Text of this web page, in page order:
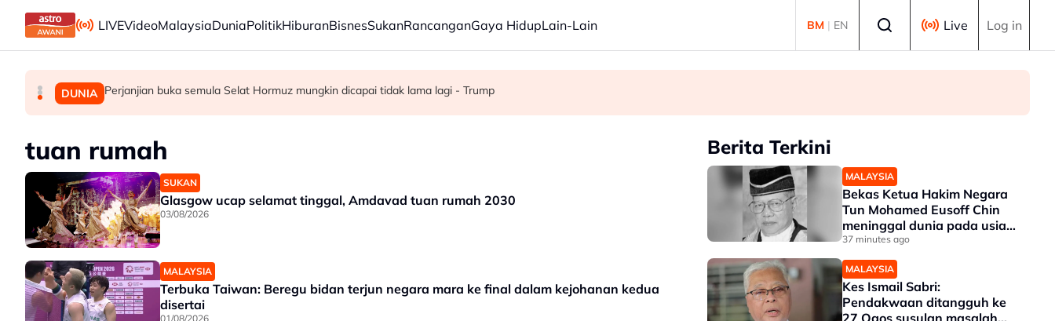
Skip to main content
LIVEVideoMalaysiaDuniaPolitikHiburanBisnesSukanRancanganGaya HidupLain-Lain BM | EN Live Log in
MALAYSIA Bekas Ketua Hakim Negara Tun Mohamed Eusoff Chin meninggal dunia pada usia 91 tahun
MALAYSIA Kes Ismail Sabri: Pendakwaan ditangguh ke 27 Ogos susulan masalah kesihatan
DUNIA Perjanjian buka semula Selat Hormuz mungkin dicapai tidak lama lagi - Trump
tuan rumah
SUKAN
Glasgow ucap selamat tinggal, Amdavad tuan rumah 2030
03/08/2026
MALAYSIA
Terbuka Taiwan: Beregu bidan terjun negara mara ke final dalam kejohanan kedua
disertai
01/08/2026
Berita Terkini
MALAYSIA
Bekas Ketua Hakim Negara
Tun Mohamed Eusoff Chin
meninggal dunia pada usia
91 tahun
37 minutes ago
MALAYSIA
Kes Ismail Sabri:
Pendakwaan ditangguh ke
27 Ogos susulan masalah